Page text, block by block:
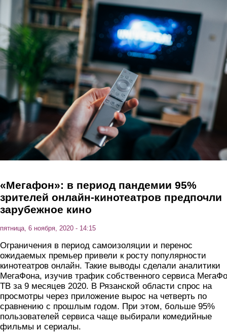
Перейти к основному содержанию
«Мегафон»: в период пандемии 95%
зрителей онлайн-кинотеатров предпочли
зарубежное кино
пятница, 6 ноября, 2020 - 14:15
Ограничения в период самоизоляции и перенос
ожидаемых премьер привели к росту популярности
кинотеатров онлайн. Такие выводы сделали аналитики
МегаФона, изучив трафик собственного сервиса
ТВ за 9 месяцев 2020. В Рязанской области спрос на
просмотры через приложение вырос на четверть по
сравнению с прошлым годом. При этом, больше 95%
пользователей сервиса чаще выбирали комедийные
фильмы и сериалы.